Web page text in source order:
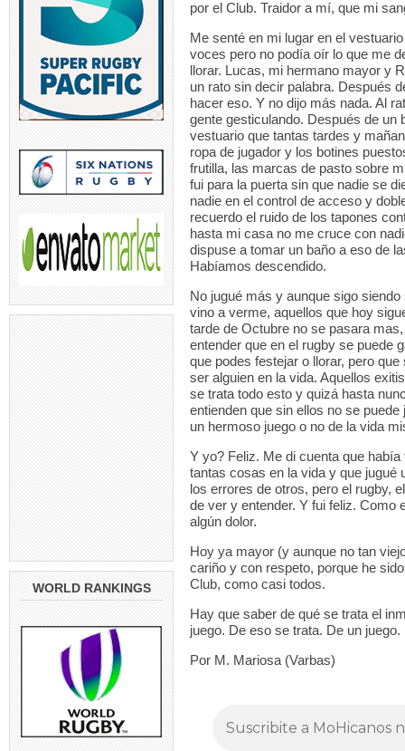
WORLD RANKINGS
por el Club. Traidor a mí, que mi
Me senté en mi lugar en el
voces pero no podía oír lo que me
llorar. Lucas, mi hermano mayor y
un rato sin decir palabra. Después
hacer eso. Y no dijo más nada. Al
gente gesticulando. Después de un
vestuario que tantas tardes y
ropa de jugador y los botines
frutilla, las marcas de pasto sobre
fui para la puerta sin que nadie se
nadie en el control de acceso y
recuerdo el ruido de los tapones
hasta mi casa no me cruce con
dispuse a tomar un baño a eso de
Habíamos descendido.
No jugué más y aunque sigo
vino a verme, aquellos que hoy
tarde de Octubre no se pasara
entender que en el rugby se puede
que podes festejar o llorar, pero
ser alguien en la vida. Aquellos
se trata todo esto y quizá hasta
entienden que sin ellos no se
un hermoso juego o no de la vida
Y yo? Feliz. Me di cuenta que
tantas cosas en la vida y que jugué
los errores de otros, pero el rugby,
de ver y entender. Y fui feliz. Como
algún dolor.
Hoy ya mayor (y aunque no tan
cariño y con respeto, porque he
Club, como casi todos.
Hay que saber de qué se trata el
juego. De eso se trata. De un juego.
Por M. Mariosa (Varbas)